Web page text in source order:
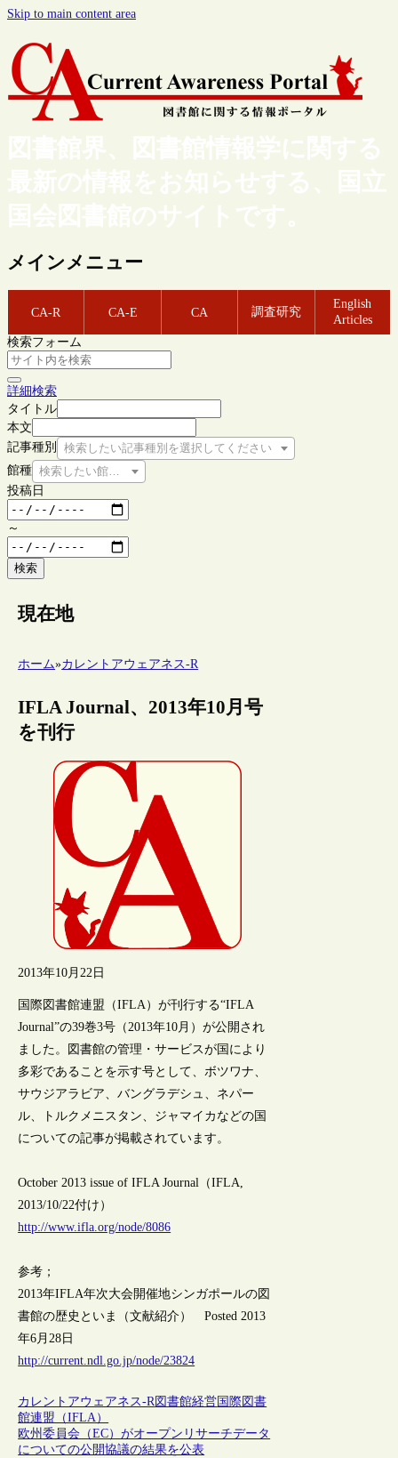
Skip to main content area
図書館界、図書館情報学に関する
最新の情報をお知らせする、国立
国会図書館のサイトです。
メインメニュー
CA-R CA-E CA 調査研究
English
Articles
検索フォーム
詳細検索
タイトル
本文
記事種別
検索したい記事種別を選択してください
館種 検索したい館種を選択してください
投稿日
～
検索
現在地
ホーム»カレントアウェアネス-R
IFLA Journal、2013年10月号
を刊行
2013年10月22日
国際図書館連盟（IFLA）が刊行する“IFLA
Journal”の39巻3号（2013年10月）が公開され
ました。図書館の管理・サービスが国により
多彩であることを示す号として、ボツワナ、
サウジアラビア、バングラデシュ、ネパー
ル、トルクメニスタン、ジャマイカなどの国
についての記事が掲載されています。
October 2013 issue of IFLA Journal（IFLA,
2013/10/22付け）
http://www.ifla.org/node/8086
参考；
2013年IFLA年次大会開催地シンガポールの図
書館の歴史といま（文献紹介） Posted 2013
年6月28日
http://current.ndl.go.jp/node/23824
カレントアウェアネス-R図書館経営国際図書
館連盟（IFLA）
欧州委員会（EC）がオープンリサーチデータ
についての公開協議の結果を公表